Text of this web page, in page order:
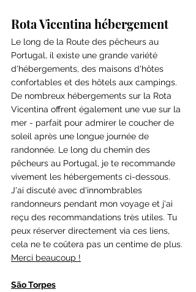
Rota Vicentina hébergement
Le long de la Route des pêcheurs au
Portugal, il existe une grande variété
d'hébergements, des maisons d'hôtes
confortables et des hôtels aux campings.
De nombreux hébergements sur la Rota
Vicentina offrent également une vue sur la
mer - parfait pour admirer le coucher de
soleil après une longue journée de
randonnée. Le long du chemin des
pêcheurs au Portugal, je te recommande
vivement les hébergements ci-dessous.
J'ai discuté avec d'innombrables
randonneurs pendant mon voyage et j'ai
reçu des recommandations très utiles. Tu
peux réserver directement via ces liens,
cela ne te coûtera pas un centime de plus.
Merci beaucoup !
São Torpes